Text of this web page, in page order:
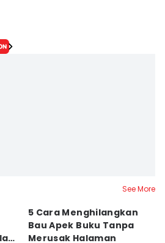
See More
5 Cara Menghilangkan
Bau Apek Buku Tanpa
Merusak Halaman